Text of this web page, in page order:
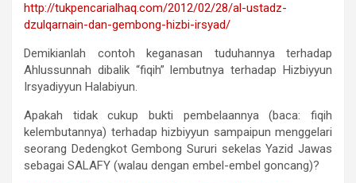
http://tukpencarialhaq.com/2012/02/28/al-ustadz-
dzulqarnain-dan-gembong-hizbi-irsyad/
Demikianlah contoh keganasan tuduhannya terhadap
Ahlussunnah dibalik “fiqih” lembutnya terhadap Hizbiyyun
Irsyadiyyun Halabiyun.
Apakah tidak cukup bukti pembelaannya (baca: fiqih
kelembutannya) terhadap hizbiyyun sampaipun menggelari
seorang Dedengkot Gembong Sururi sekelas Yazid Jawas
sebagai SALAFY (walau dengan embel-embel goncang)?